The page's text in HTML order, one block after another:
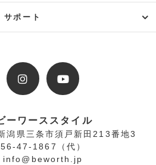
サポート
ーワーススタイル
県三条市須戸新田213番地3
47-1867（代）
info@beworth.jp